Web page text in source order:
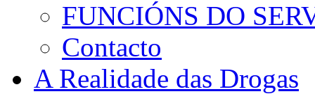
FUNCIÓNS DO
Contacto
A Realidade das Drogas